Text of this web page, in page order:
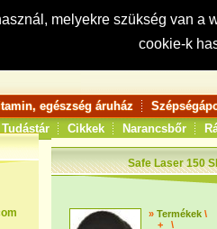
melyekre szükség van
cookie-k
Keresés:
egészség áruház
Tudástár Cikkek Narancsbőr
Safe Laser 150
» Termékek \
+
\